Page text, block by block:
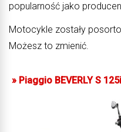
popularność jako
Motocykle zostały
Możesz to zmienić.
» Piaggio BEVERLY S